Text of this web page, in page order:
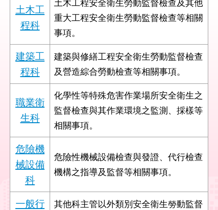
政
資
公
開
站
導
覽
回
首
頁
English
土木工
程科
土木工程安全衛生勞動監督檢查及其他
重大工程安全衛生勞動監督檢查等相關
事項。
建築工
程科
建築與修繕工程安全衛生勞動監督檢查
及營造綜合勞動檢查等相關事項。
職業衛
生科
化學性等特殊危害作業場所安全衛生之
監督檢查與其作業環境之監測、採樣等
相關事項。
危險機
械設備
科
危險性機械設備檢查與發證、代行檢查
機構之指導及監督等相關事項。
一般行
其他科主管以外類別安全衛生勞動監督